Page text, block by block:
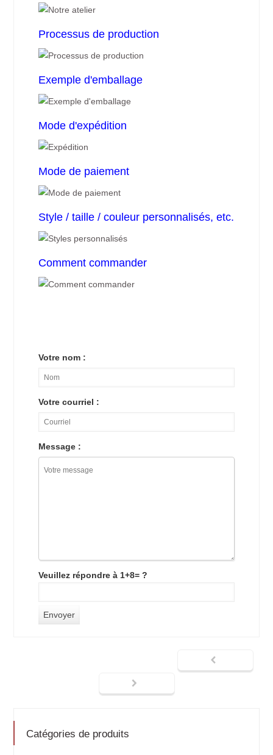
Processus de production
Exemple d'emballage
Mode d'expédition
Mode de paiement
Style / taille / couleur personnalisés, etc.
Comment commander
Votre nom :
Votre courriel :
Message :
Veuillez répondre à 1+8= ?
Catégories de produits